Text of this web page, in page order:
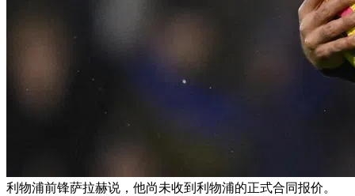
利物浦前锋萨拉赫说，他尚未收到利物浦的正式合同报价。